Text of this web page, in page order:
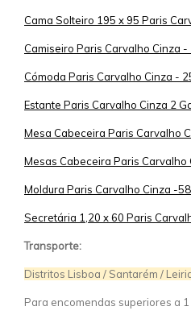
Cama Solteiro 195 x 95 Paris
Camiseiro Paris Carvalho Cinza -
Cómoda Paris Carvalho Cinza -
Estante Paris Carvalho Cinza 2
Mesa Cabeceira Paris Carvalho
Mesas Cabeceira Paris Carvalho
Moldura Paris Carvalho Cinza -
Secretária 1,20 x 60 Paris
Transporte:
Distritos Lisboa / Santarém /
Para encomendas superiores a